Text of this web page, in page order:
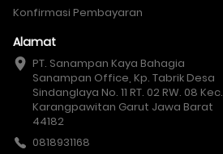
Konfirmasi Pembayaran
Alamat
PT. Sanampan Kaya Bahagia
Sanampan Office, Kp. Tabrik Desa
Sindanglaya No. 11 RT. 02 RW. 08 Kec.
Karangpawitan Garut Jawa Barat
44182
0818931168